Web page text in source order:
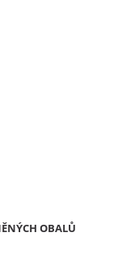
OBALŮ